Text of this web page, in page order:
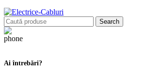
Search
Ai întrebări?